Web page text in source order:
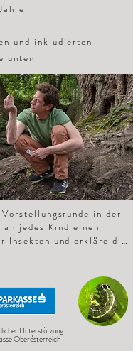
und inkludierten
unten
in der
jedes Kind einen
Insekten und erkläre die
zu verletzlich. Auch
wir nicht, die kriegt
dem Sammelbehälter und
geht alles, was in den
Unterstützung
Oberösterreich